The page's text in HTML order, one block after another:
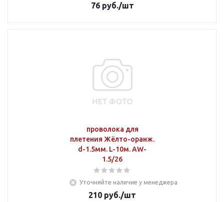
76руб./шт
проволока для
плетения Жёлто-оранж.
d-1.5мм. L-10м. AW-
1.5/26
Уточняйте наличие у менеджера
210 руб./шт